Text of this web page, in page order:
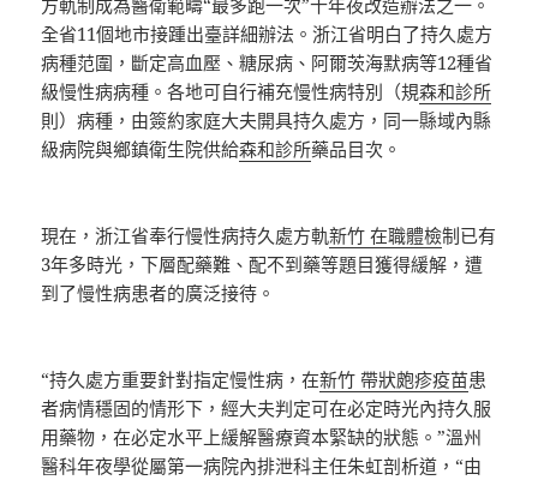
方軌制成為醫衛範疇“最多跑一次”十年夜改造辦法之一。
全省11個地市接踵出臺詳細辦法。浙江省明白了持久處方
病種范圍，斷定高血壓、糖尿病、阿爾茨海默病等12種省
級慢性病病種。各地可自行補充慢性病特別（規森和診所
則）病種，由簽約家庭大夫開具持久處方，同一縣域內縣
級病院與鄉鎮衛生院供給森和診所藥品目次。
現在，浙江省奉行慢性病持久處方軌新竹 在職體檢制已有
3年多時光，下層配藥難、配不到藥等題目獲得緩解，遭
到了慢性病患者的廣泛接待。
“持久處方重要針對指定慢性病，在新竹 帶狀皰疹疫苗患
者病情穩固的情形下，經大夫判定可在必定時光內持久服
用藥物，在必定水平上緩解醫療資本緊缺的狀態。”溫州
醫科年夜學從屬第一病院內排泄科主任朱虹剖析道，“由